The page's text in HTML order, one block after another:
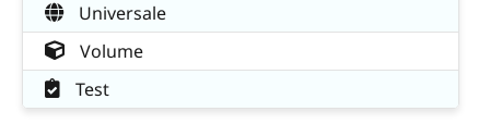
Universale
Volume
Test